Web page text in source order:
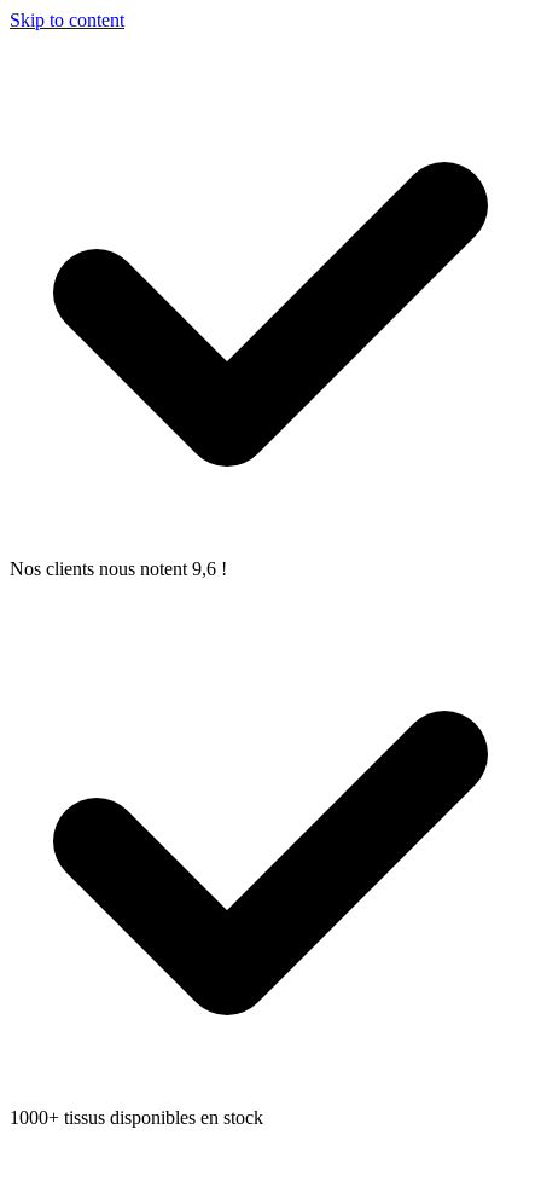
Skip to content
Nos clients nous notent 9,6 !
1000+ tissus disponibles en stock